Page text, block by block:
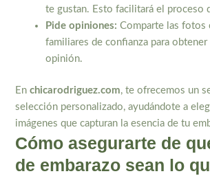
te gustan. Esto facilitará el proceso
Pide opiniones: Comparte las fotos
familiares de confianza para obtener
opinión.
Enchicarodriguez.com, te ofrecemos un
selección personalizado, ayudándote a
imágenes que capturan la esencia de tu
Cómo asegurarte de
de embarazo sean lo